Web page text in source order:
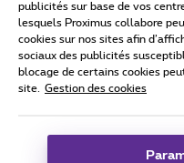
Tous droits réservés. © 2026
Conditions générales, info
Coordonnées de l’entreprise
publicités sur base de vos
lesquels Proximus collabore
cookies sur nos sites afin
sociaux des publicités
blocage de certains cookies
site.
Gestion des cookies